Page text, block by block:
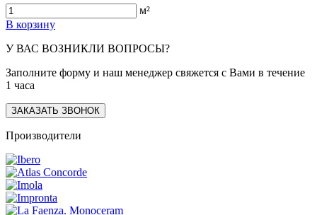
м²
В корзину
У ВАС ВОЗНИКЛИ ВОПРОСЫ?
Заполните форму и наш менеджер свяжется с Вами в течение
1 часа
ЗАКАЗАТЬ ЗВОНОК
Производители